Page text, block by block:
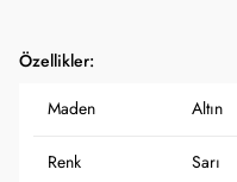
Özellikler:
Maden Altın
Renk Sarı